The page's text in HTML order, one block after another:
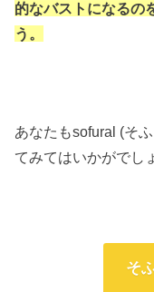
的なバストになるの
う。
あなたもsofural (そ
てみてはいかがでし
そ